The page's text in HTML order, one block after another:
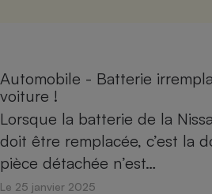
Automobile - Batterie
voiture !
Lorsque la batterie de la
doit être remplacée, c’est la
pièce détachée n’est…
Le 25 janvier 2025